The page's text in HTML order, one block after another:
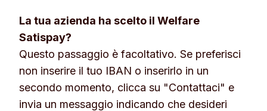
La tua azienda ha scelto il Welfare
Satispay?
Questo passaggio è facoltativo. Se preferisci
non inserire il tuo IBAN o inserirlo in un
secondo momento, clicca su "Contattaci" e
invia un messaggio indicando che desideri